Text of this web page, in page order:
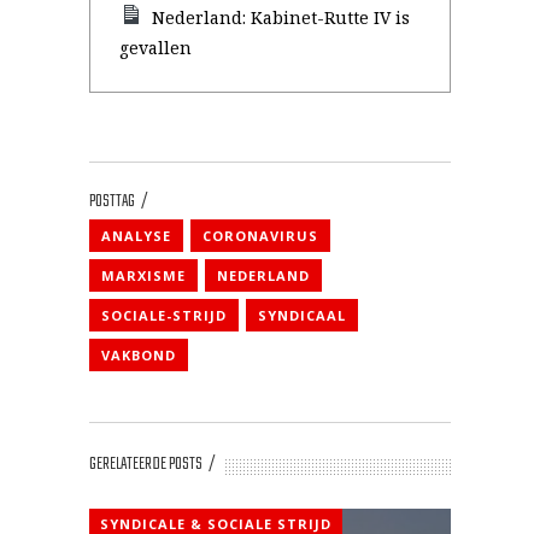
Nederland: Kabinet-Rutte IV is
gevallen
POSTTAG
ANALYSE CORONAVIRUS
MARXISME NEDERLAND
SOCIALE-STRIJD SYNDICAAL
VAKBOND
GERELATEERDE POSTS
SYNDICALE & SOCIALE STRIJD